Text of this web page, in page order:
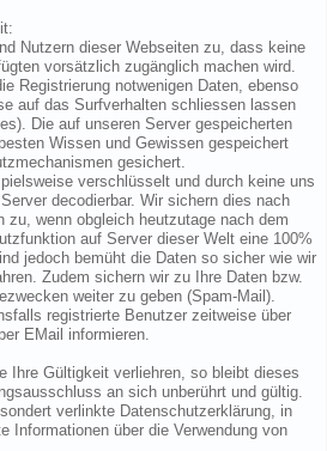
Nutzern dieser Webseiten zu, dass keine
vorsätzlich zugänglich machen wird.
Registrierung notwenigen Daten, ebenso
auf das Surfverhalten schliessen lassen
Die auf unseren Server gespeicherten
Wissen und Gewissen gespeichert
gesichert.
verschlüsselt und durch keine uns
decodierbar. Wir sichern dies nach
zu, wenn obgleich heutzutage nach dem
auf Server dieser Welt eine 100%
jedoch bemüht die Daten so sicher wie wir
Zudem sichern wir zu Ihre Daten bzw.
weiter zu geben (Spam-Mail).
registrierte Benutzer zeitweise über
EMail informieren.
Ihre Gültigkeit verliehren, so bleibt dieses
an sich unberührt und gültig.
verlinkte Datenschutzerklärung, in
Informationen über die Verwendung von